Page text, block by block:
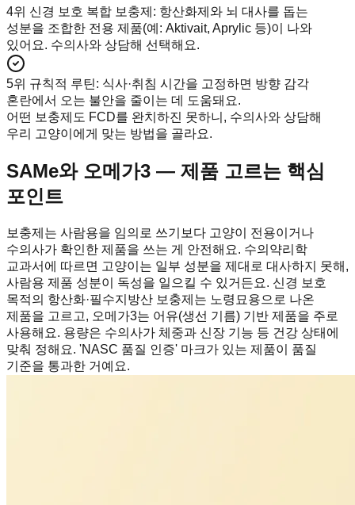
4위 신경 보호 복합 보충제 : 항산화제와 뇌 대사를 돕는
성분을 조합한 전용 제품(예: Aktivait, Aprylic 등)이 나와
있어요. 수의사와 상담해 선택해요.
5위 규칙적 루틴: 식사·취침 시간을 고정하면 방향 감각
혼란에서 오는 불안을 줄이는 데 도움돼요.
어떤 보충제도 FCD를 완치하진 못하니, 수의사와 상담해
우리 고양이에게 맞는 방법을 골라요.
SAMe와 오메가3 — 제품 고르는 핵심
포인트
보충제는 사람용을 임의로 쓰기보다 고양이 전용이거나
수의사가 확인한 제품을 쓰는 게 안전해요. 수의약리학
교과서에 따르면 고양이는 일부 성분을 제대로 대사하지 못해,
사람용 제품 성분이 독성을 일으킬 수 있거든요. 신경 보호
목적의 항산화·필수지방산 보충제는 노령묘용으로 나온
제품을 고르고, 오메가3는 어유(생선 기름) 기반 제품을 주로
사용해요. 용량은 수의사가 체중과 신장 기능 등 건강 상태에
맞춰 정해요. 'NASC 품질 인증' 마크가 있는 제품이 품질
기준을 통과한 거예요.